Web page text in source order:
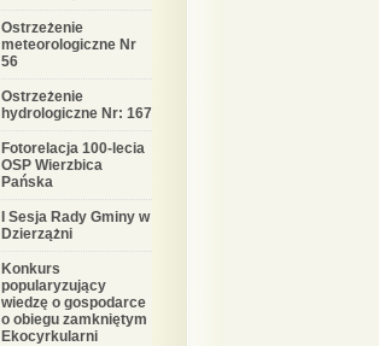
Ostrzeżenie
meteorologiczne Nr
56
Ostrzeżenie
hydrologiczne Nr: 167
Fotorelacja 100-lecia
OSP Wierzbica
Pańska
I Sesja Rady Gminy w
Dzierzążni
Konkurs
popularyzujący
wiedzę o gospodarce
o obiegu zamkniętym
Ekocyrkularni